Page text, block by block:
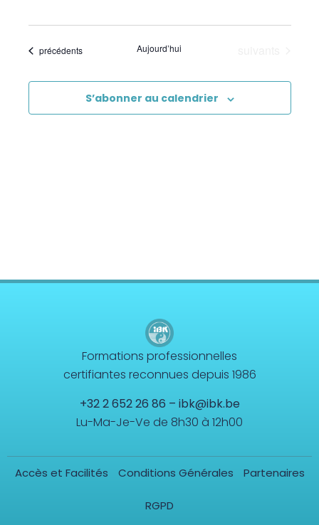
Évènements
précédents Aujourd’hui
S’abonner au calendrier
Formations professionnelles
certifiantes reconnues depuis 1986
+32 2 652 26 86 – ibk@ibk.be
Lu-Ma-Je-Ve de 8h30 à 12h00
Accès et Facilités Conditions Générales Partenaires
RGPD